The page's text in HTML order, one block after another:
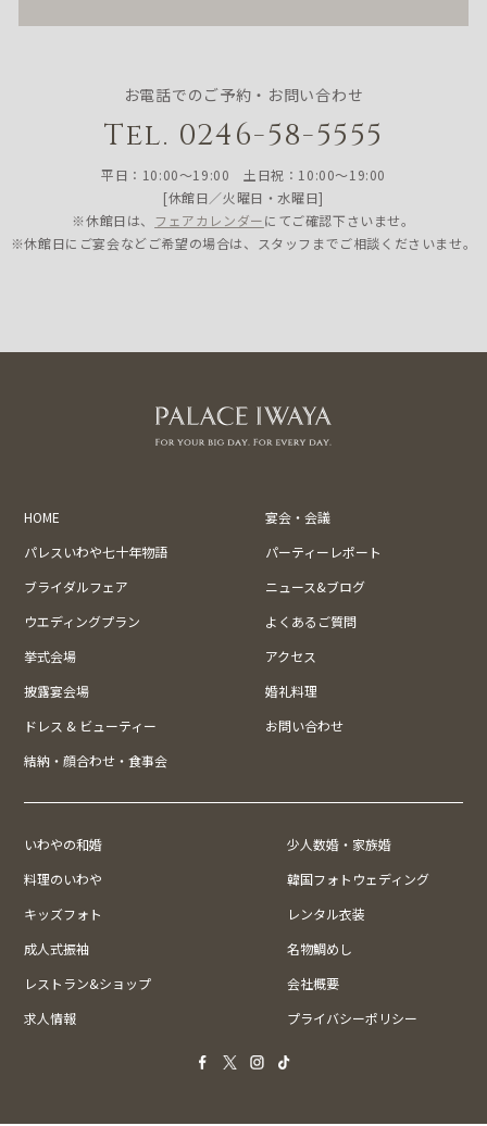
お電話でのご予約・お問い合わせ
Tel. 0246-58-5555
平日：10:00〜19:00 土日祝：10:00〜19:00
[休館日／火曜日・水曜日]
※休館日は、 フェアカレンダーにてご確認下さいませ。
※休館日にご宴会などご希望の場合は、スタッフまでご相談くださいませ。
HOME
宴会・会議
パレスいわや七十年物語
パーティーレポート
ブライダルフェア
ニュース&ブログ
ウエディングプラン
よくあるご質問
挙式会場
アクセス
披露宴会場
婚礼料理
ドレス & ビューティー
お問い合わせ
結納・顔合わせ・食事会
いわやの和婚
少人数婚・家族婚
料理のいわや
韓国フォトウェディング
キッズフォト
レンタル衣装
成人式振袖
名物鯛めし
レストラン&ショップ
会社概要
求人情報
プライバシーポリシー